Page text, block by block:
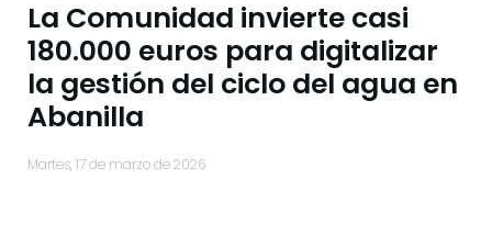
La Comunidad invierte casi
180.000 euros para digitalizar
la gestión del ciclo del agua en
Abanilla
martes, 17 de marzo de 2026